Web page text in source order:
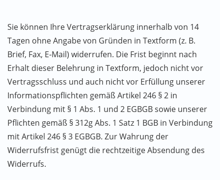
Sie können Ihre Vertragserklärung innerhalb von 14
Tagen ohne Angabe von Gründen in Textform (z. B.
Brief, Fax, E-Mail) widerrufen. Die Frist beginnt nach
Erhalt dieser Belehrung in Textform, jedoch nicht vor
Vertragsschluss und auch nicht vor Erfüllung unserer
Informationspflichten gemäß Artikel 246 § 2 in
Verbindung mit § 1 Abs. 1 und 2 EGBGB sowie unserer
Pflichten gemäß § 312g Abs. 1 Satz 1 BGB in Verbindung
mit Artikel 246 § 3 EGBGB. Zur Wahrung der
Widerrufsfrist genügt die rechtzeitige Absendung des
Widerrufs.